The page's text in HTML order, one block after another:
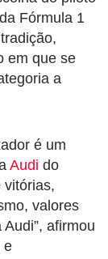
Fórmula 1
em que se
a
é um
Audi do
vitórias,
valores
afirmou
e